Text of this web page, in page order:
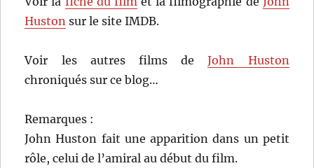
Huston sur le site IMDB.
Voir les autres films deJohn Huston
chroniqués sur ce blog…
Remarques :
John Huston fait une apparition dans un petit
rôle, celui de l’amiral au début du film.